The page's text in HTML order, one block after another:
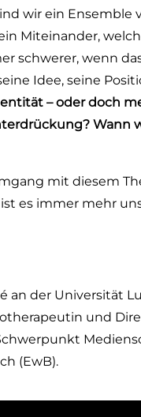
wir ein Ensemble
Miteinander,
schwerer, wenn
Idee, seine
– oder doch
Wann
mit diesem
es immer mehr
an der Universität
und
(EwB).